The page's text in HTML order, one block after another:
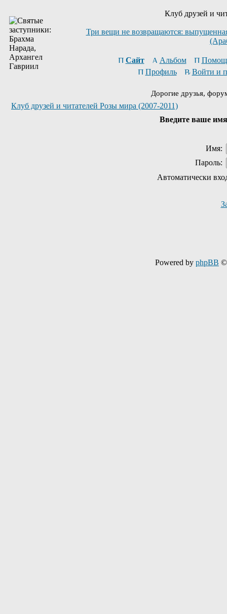
Клуб друзей и
Три вещи не возвращаются:
Сайт Альбом
Профиль
Войти и
Дорогие друзья,
Клуб друзей и читателей Розы мира (2007-2011)
Введите ваше
Имя:
Пароль:
Автоматически
Powered by phpBB ©